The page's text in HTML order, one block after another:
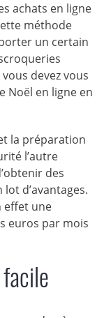
achats en ligne
méthode
un certain
devez vous
Noël en ligne en
la préparation
l’autre
des
d’avantages.
effet une
euros par mois